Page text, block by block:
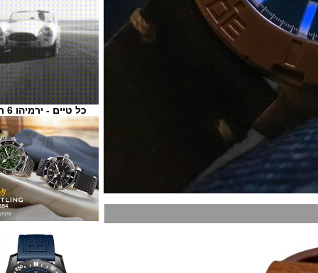
כל טיים - ירמיהו 6 ת"א